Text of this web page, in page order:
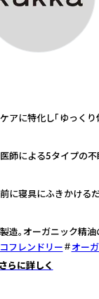
アに特化し「ゆっく
師による5タイプの不
に寝具にふきかける
造。オーガニック精
フレンドリー
オー
らに詳しく